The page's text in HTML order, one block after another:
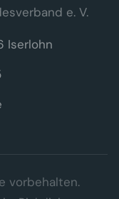
e. V.
Iserlohn
vorbehalten.
notwendige